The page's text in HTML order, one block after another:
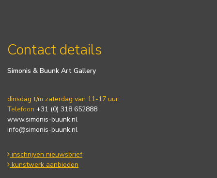
Contact details
Simonis & Buunk Art Gallery
dinsdag t/m zaterdag van 11-17 uur.
Telefoon +31 (0) 318 652888
www.simonis-buunk.nl
info@simonis-buunk.nl
inschrijven nieuwsbrief
kunstwerk aanbieden